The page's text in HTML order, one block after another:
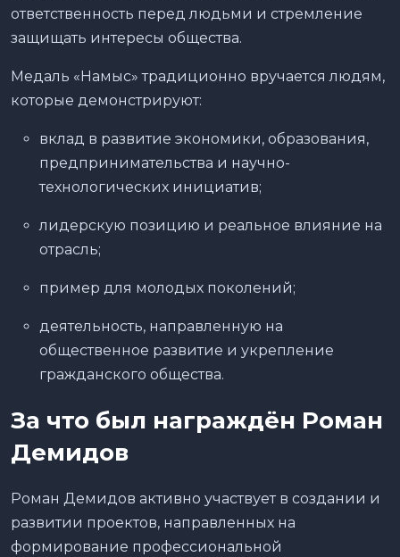
ответственность перед людьми и стремление
защищать интересы общества.
Медаль «Намыс» традиционно вручается людям,
которые демонстрируют:
вклад в развитие экономики, образования,
предпринимательства и научно-
технологических инициатив;
лидерскую позицию и реальное влияние на
отрасль;
пример для молодых поколений;
деятельность, направленную на
общественное развитие и укрепление
гражданского общества.
За что был награждён Роман
Демидов
Роман Демидов активно участвует в создании и
развитии проектов, направленных на
формирование профессиональной